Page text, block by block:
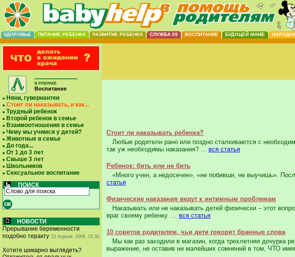
ЗДОРОВЬЕ ПИТАНИЕ РЕБЕНКА РАЗВИТИЕ РЕБЕНКА СЛУЖБА 09 ВОСПИТАНИЕ БУДУЩЕЙ МАМЕ
В РУБРИКЕ
Воспитание
Няни, гувернантки
Стоит ли наказывать, и как...
Трудный ребенок
Второй ребенок в семье
Взаимоотношения в семье
Чему мы учимся у детей?
Животные в семье
До года...
От 1 до 3 лет
Свыше 3 лет
Школьников
Сексуальное воспитание
ПОИСК
НОВОСТИ
Прерывание беременности
подобно теракту 23 Апреля, 2009, 15:30
Хотите шикарно выглядеть?
Стоит ли наказывать ребенка?
Любые родители рано или поздно сталкиваются с
так уж необходимы наказания? ... вся статья
Ребенок: бить или не бить
«Много учен, а недосечен», «не побивши, не выучишь».
статья
Физические наказания ведут к интимным проблемам
Наказывать или не наказывать детей физически – этот
враг своему ребенку. ... вся статья
10 советов родителям, чьи дети говорят бранные слова
Мы как раз заходили в магазин, когда трехлетняя дочурка
выражение, не оставив ни малейших сомнений в том, ЧТО